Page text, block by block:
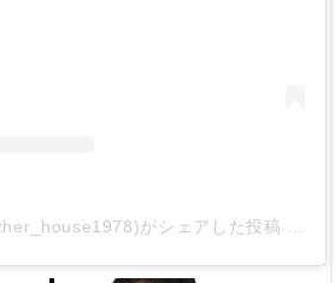
がシェアした投稿